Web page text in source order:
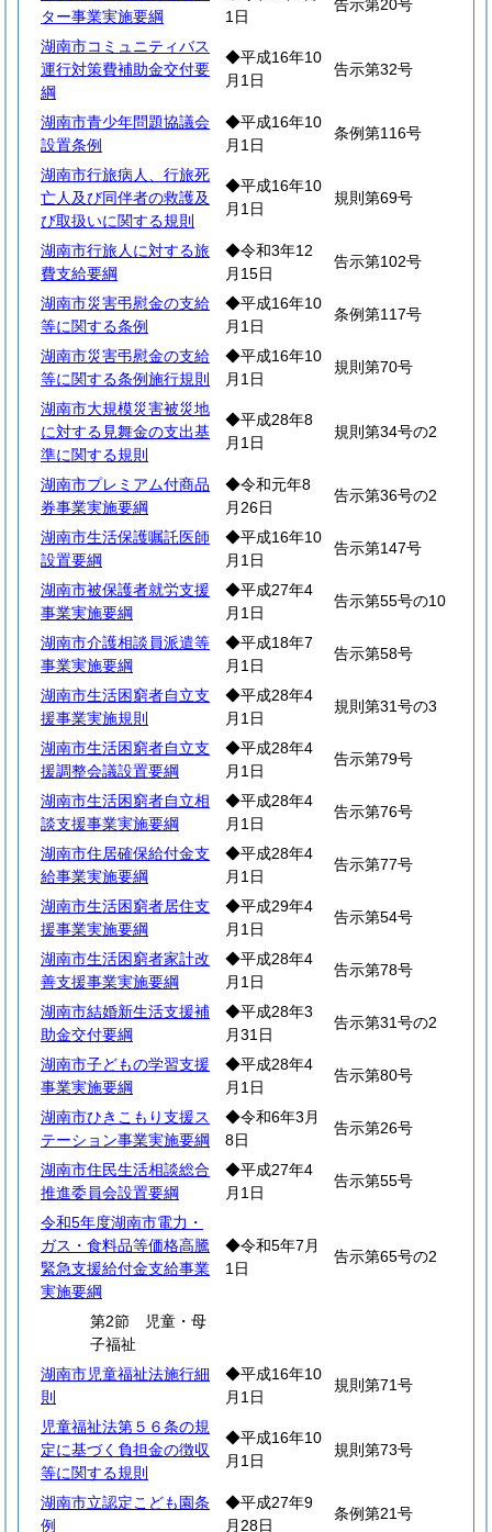
ター事業実施要綱
1日
告示第20号
湖南市コミュニティバス
運行対策費補助金交付要
綱
◆平成16年10
月1日
告示第32号
湖南市青少年問題協議会
設置条例
◆平成16年10
月1日
条例第116号
湖南市行旅病人、行旅死
亡人及び同伴者の救護及
び取扱いに関する規則
◆平成16年10
月1日
規則第69号
湖南市行旅人に対する旅
費支給要綱
◆令和3年12
月15日
告示第102号
湖南市災害弔慰金の支給
等に関する条例
◆平成16年10
月1日
条例第117号
湖南市災害弔慰金の支給
等に関する条例施行規則
◆平成16年10
月1日
規則第70号
湖南市大規模災害被災地
に対する見舞金の支出基
準に関する規則
◆平成28年8
月1日
規則第34号の2
湖南市プレミアム付商品
券事業実施要綱
◆令和元年8
月26日
告示第36号の2
湖南市生活保護嘱託医師
設置要綱
◆平成16年10
月1日
告示第147号
湖南市被保護者就労支援
事業実施要綱
◆平成27年4
月1日
告示第55号の10
湖南市介護相談員派遣等
事業実施要綱
◆平成18年7
月1日
告示第58号
湖南市生活困窮者自立支
援事業実施規則
◆平成28年4
月1日
規則第31号の3
湖南市生活困窮者自立支
援調整会議設置要綱
◆平成28年4
月1日
告示第79号
湖南市生活困窮者自立相
談支援事業実施要綱
◆平成28年4
月1日
告示第76号
湖南市住居確保給付金支
給事業実施要綱
◆平成28年4
月1日
告示第77号
湖南市生活困窮者居住支
援事業実施要綱
◆平成29年4
月1日
告示第54号
湖南市生活困窮者家計改
善支援事業実施要綱
◆平成28年4
月1日
告示第78号
湖南市結婚新生活支援補
助金交付要綱
◆平成28年3
月31日
告示第31号の2
湖南市子どもの学習支援
事業実施要綱
◆平成28年4
月1日
告示第80号
湖南市ひきこもり支援ス
テーション事業実施要綱
◆令和6年3月
8日
告示第26号
湖南市住民生活相談総合
推進委員会設置要綱
◆平成27年4
月1日
告示第55号
令和5年度湖南市電力・
ガス・食料品等価格高騰
緊急支援給付金支給事業
実施要綱
◆令和5年7月
1日
告示第65号の2
第2節 児童・母
子福祉
湖南市児童福祉法施行細
則
◆平成16年10
月1日
規則第71号
児童福祉法第５６条の規
定に基づく負担金の徴収
等に関する規則
◆平成16年10
月1日
規則第73号
湖南市立認定こども園条
例
◆平成27年9
月28日
条例第21号